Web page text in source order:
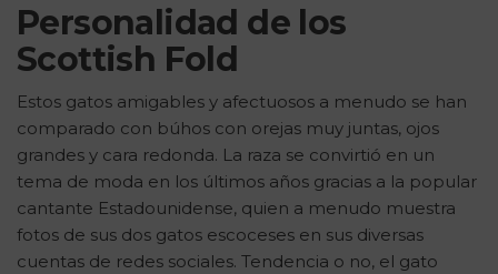
Personalidad de los
Scottish Fold
Estos gatos amigables y afectuosos a menudo se han
comparado con búhos con orejas muy juntas, ojos
grandes y cara redonda. La raza se convirtió en un
tema de moda en los últimos años gracias a la popular
cantante Estadounidense, quien a menudo muestra
fotos de sus dos gatos escoceses en sus diversas
cuentas de redes sociales. Tendencia o no, el gato